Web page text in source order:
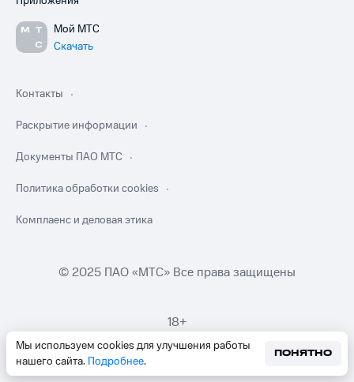
Мы используем cookies для улучшения работы
нашего сайта. Подробнее.
ПОНЯТНО
Мой МТС
Скачать
Контакты
Раскрытие информации
Документы ПАО МТС
Политика обработки cookies
Комплаенс и деловая этика
© 2025 ПАО «МТС» Все права защищены
18+